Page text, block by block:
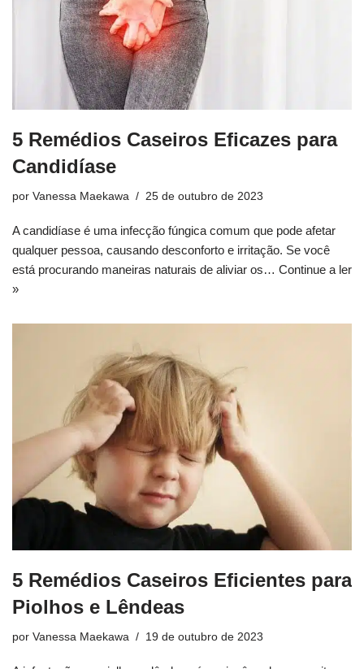
5 Remédios Caseiros Eficazes para
Candidíase
por Vanessa Maekawa 25 de outubro de 2023
A candidíase é uma infecção fúngica comum que pode afetar
qualquer pessoa, causando desconforto e irritação. Se você
está procurando maneiras naturais de aliviar os… Continue a ler
»
5 Remédios Caseiros Eficientes para
Piolhos e Lêndeas
por Vanessa Maekawa 19 de outubro de 2023